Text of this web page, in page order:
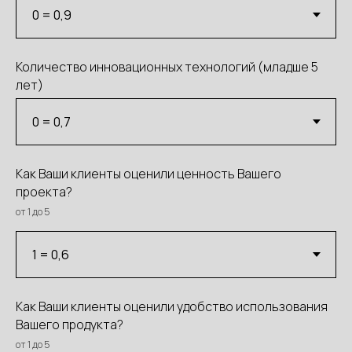
Количество инновационных технологий (младше 5
лет)
Как Ваши клиенты оценили ценность Вашего
проекта?
от 1 до 5
Как Ваши клиенты оценили удобство использования
Вашего продукта?
от 1 до 5